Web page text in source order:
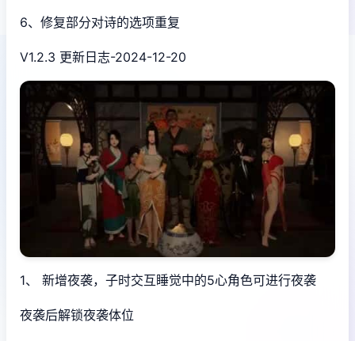
6、修复部分对诗的选项重复
V1.2.3 更新日志-2024-12-20
1、 新增夜袭，子时交互睡觉中的5心角色可进行夜袭
夜袭后解锁夜袭体位